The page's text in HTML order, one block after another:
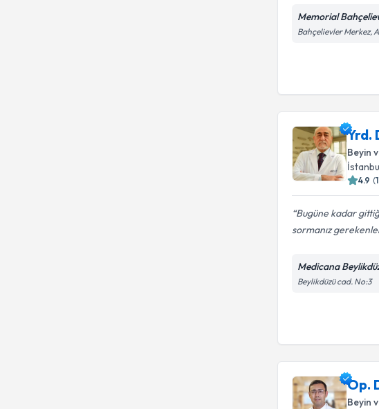
Memorial
Bahçelievler Merkez,
Yrd.
Beyin
4.9 (
Bugüne kadar
sormanız
Medicana
Beylikdüzü cad. No:3
Op.
Beyin